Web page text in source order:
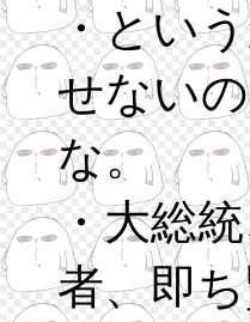
・とい
せない
な。
・大総
者、即